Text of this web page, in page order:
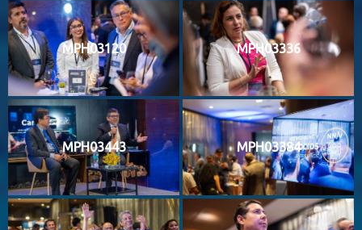
MPH03120 MPH03336
MPH03443 MPH03384